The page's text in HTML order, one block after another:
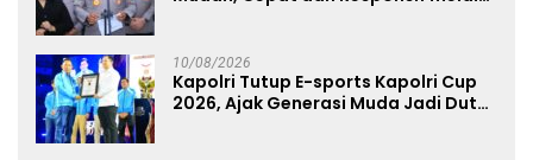
10/08/2026
Kapolri Tutup E-sports Kapolri Cup
2026, Ajak Generasi Muda Jadi Duta